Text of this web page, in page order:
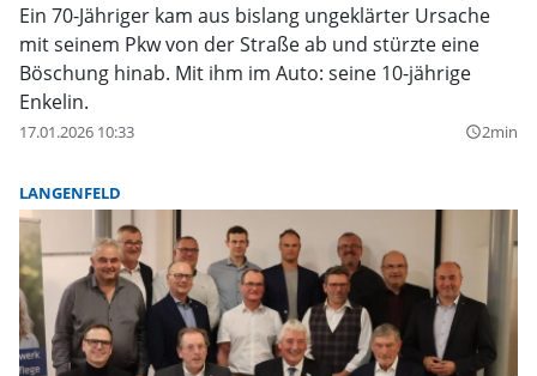
Ein 70-Jähriger kam aus bislang ungeklärter Ursache
mit seinem Pkw von der Straße ab und stürzte eine
Böschung hinab. Mit ihm im Auto: seine 10-jährige
Enkelin.
17.01.2026 10:33 query_builder2min
LANGENFELD